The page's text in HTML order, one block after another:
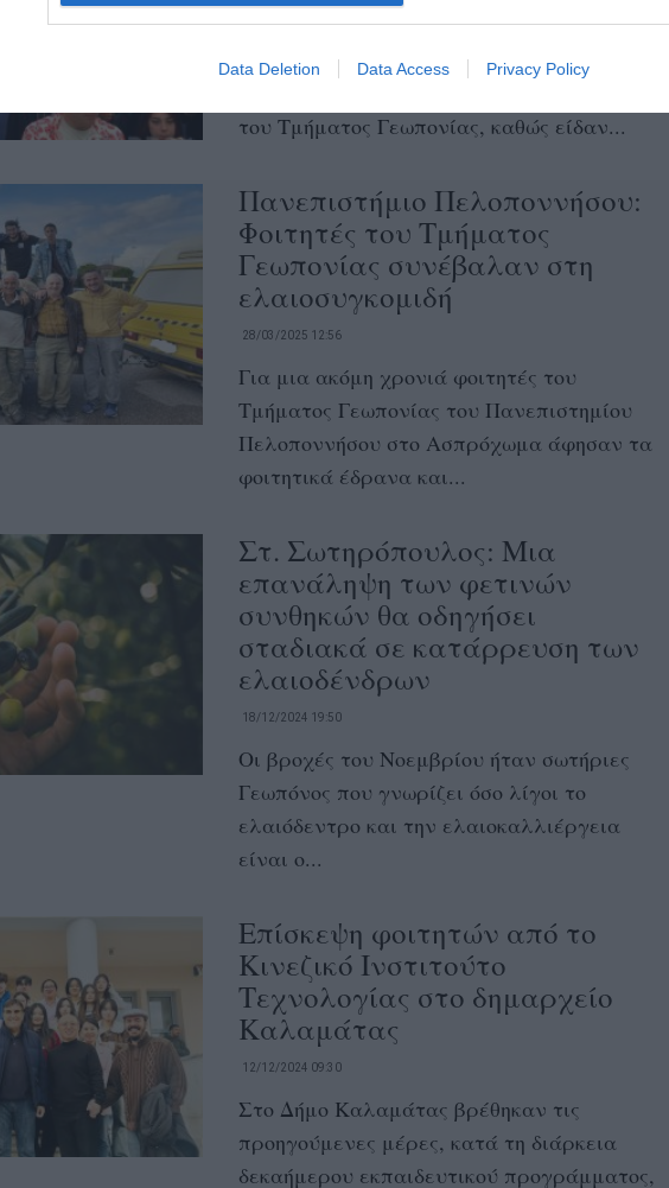
Data Deletion Data Access Privacy Policy
Σήμερα ακολουθεί το Τμήμα Λογιστικής
του Τμήματος Γεωπονίας, καθώς είδαν...
Πανεπιστήμιο Πελοποννήσου:
Φοιτητές του Τμήματος
Γεωπονίας συνέβαλαν στη
ελαιοσυγκομιδή
28/03/2025 12:56
Για μια ακόμη χρονιά φοιτητές του
Τμήματος Γεωπονίας του Πανεπιστημίου
Πελοποννήσου στο Ασπρόχωμα άφησαν τα
φοιτητικά έδρανα και...
Στ. Σωτηρόπουλος: Μια
επανάληψη των φετινών
συνθηκών θα οδηγήσει
σταδιακά σε κατάρρευση των
ελαιοδένδρων
18/12/2024 19:50
Οι βροχές του Νοεμβρίου ήταν σωτήριες
Γεωπόνος που γνωρίζει όσο λίγοι το
ελαιόδεντρο και την ελαιοκαλλιέργεια
είναι ο...
Επίσκεψη φοιτητών από το
Κινεζικό Ινστιτούτο
Τεχνολογίας στο δημαρχείο
Καλαμάτας
12/12/2024 09:30
Στο Δήμο Καλαμάτας βρέθηκαν τις
προηγούμενες μέρες, κατά τη διάρκεια
δεκαήμερου εκπαιδευτικού προγράμματος,